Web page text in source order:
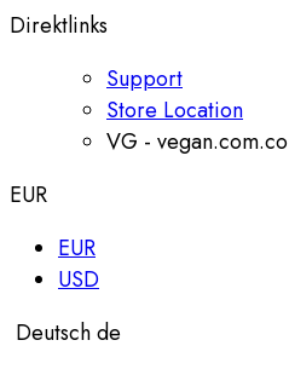
Direktlinks
Support
Store Location
VG - vegan.com.co
EUR
EUR
USD
Deutschde